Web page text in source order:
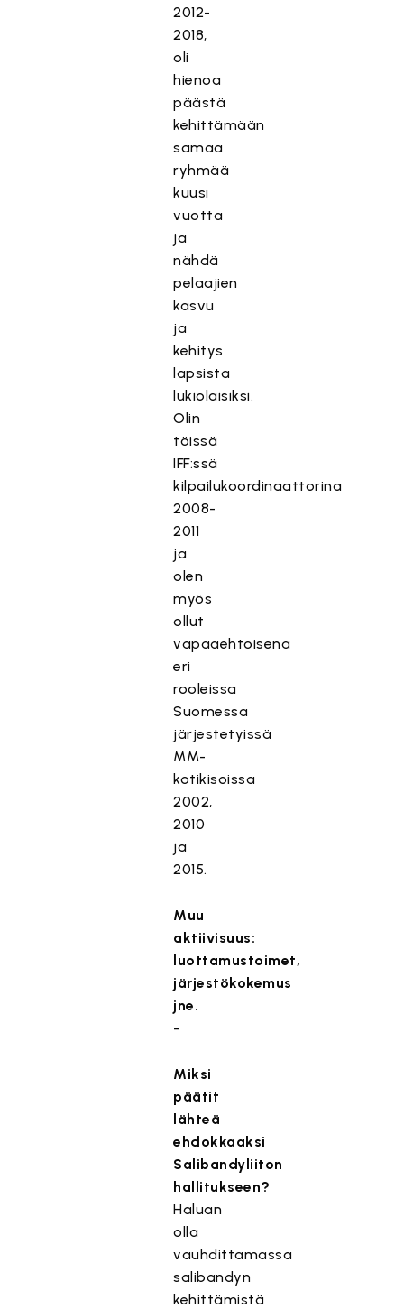
2012-
2018,
oli
hienoa
päästä
kehittämään
samaa
ryhmää
kuusi
vuotta
ja
nähdä
pelaajien
kasvu
ja
kehitys
lapsista
lukiolaisiksi.
Olin
töissä
IFF:ssä
kilpailukoordinaattorina
2008-
2011
ja
olen
myös
ollut
vapaaehtoisena
eri
rooleissa
Suomessa
järjestetyissä
MM-
kotikisoissa
2002,
2010
ja
2015.
Muu
aktiivisuus:
luottamustoimet,
järjestökokemus
jne.
-
Miksi
päätit
lähteä
ehdokkaaksi
Salibandyliiton
hallitukseen?
Haluan
olla
vauhdittamassa
salibandyn
kehittämistä